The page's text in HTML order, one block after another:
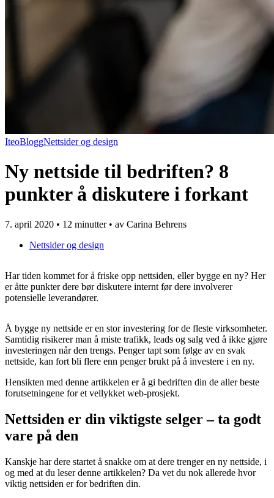
IteoBloggNettsider og design
Ny nettside til bedriften? 8
punkter å diskutere i forkant
7. april 2020 • 12 minutter• av Carina Behrens
Nettsider og design
Har tiden kommet for å friske opp nettsiden, eller bygge en ny? Her
er åtte punkter dere bør diskutere internt før dere involverer
potensielle leverandører.
Å bygge ny nettside er en stor investering for de fleste virksomheter.
Samtidig risikerer man å miste trafikk, leads og salg ved å ikke gjøre
investeringen når den trengs. Penger tapt som følge av en svak
nettside, kan fort bli flere enn penger brukt på å investere i en ny.
Hensikten med denne artikkelen er å gi bedriften din de aller beste
forutsetningene for et vellykket web-prosjekt.
Nettsiden er din viktigste selger – ta godt
vare på den
Kanskje har dere startet å snakke om at dere trenger en ny nettside, i
og med at du leser denne artikkelen? Da vet du nok allerede hvor
viktig nettsiden er for bedriften din.